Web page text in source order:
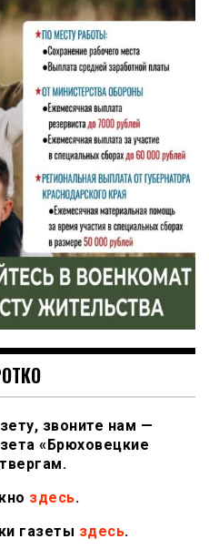
звоните нам —
«Брюховецкие
здесь.
газеты здесь.